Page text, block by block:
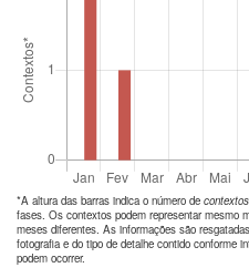
*A altura das barras indica o número de contextos
fases. Os contextos podem representar mesmo
meses diferentes. As informações são
fotografia e do tipo de detalhe contido conforme
podem ocorrer.